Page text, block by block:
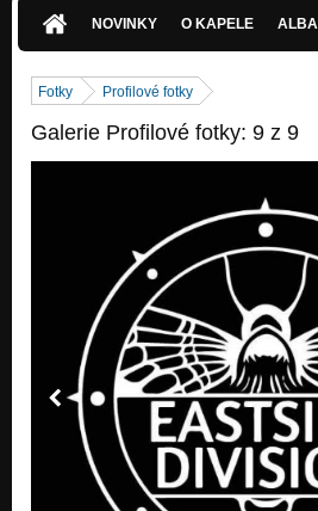
PRAVDA JE NĚKDE VENKU
JINEJ DRUH
NOVINKY O KAPELE ALBA
Fotky Profilové fotky
Galerie Profilové fotky: 9 z 9